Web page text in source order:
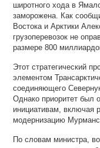
широтного хода в
заморожена. Как
Востока и Арктики
грузоперевозок не
размере 800
Этот стратегический
элементом
соединяющего
Однако приоритет был
инициативам, включая
модернизацию
По словам министра,